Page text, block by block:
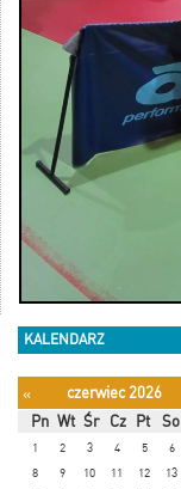
KALENDARZ
« czerwiec 2026
Pn Wt Śr Cz Pt So
1 2 3 4 5 6
8
9 10 11 12 13